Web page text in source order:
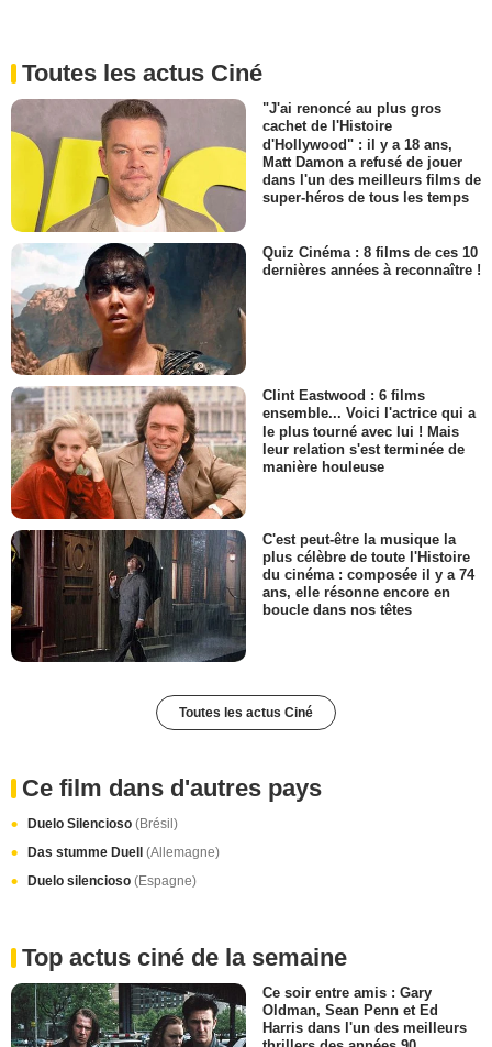
Toutes les actus Ciné
"J'ai renoncé au plus gros
cachet de l'Histoire
d'Hollywood" : il y a 18 ans,
Matt Damon a refusé de jouer
dans l'un des meilleurs films de
super-héros de tous les temps
Quiz Cinéma : 8 films de ces 10
dernières années à reconnaître !
Clint Eastwood : 6 films
ensemble... Voici l'actrice qui a
le plus tourné avec lui ! Mais
leur relation s'est terminée de
manière houleuse
C'est peut-être la musique la
plus célèbre de toute l'Histoire
du cinéma : composée il y a 74
ans, elle résonne encore en
boucle dans nos têtes
Toutes les actus Ciné
Ce film dans d'autres pays
Duelo Silencioso (Brésil)
Das stumme Duell (Allemagne)
Duelo silencioso (Espagne)
Top actus ciné de la semaine
Ce soir entre amis : Gary
Oldman, Sean Penn et Ed
Harris dans l'un des meilleurs